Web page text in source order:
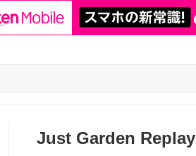
Just Garden Replay